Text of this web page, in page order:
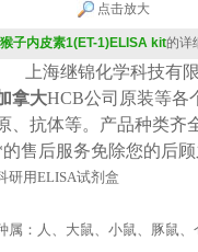
点击放大
猴子内皮素1(ET-1)ELISA kit的详
上海继锦化学科技有限
拿大HCB公司原装等各
、抗体等。产品种类齐
售后服务免除您的后
研用ELISA试剂盒
属：人、大鼠、小鼠、豚鼠